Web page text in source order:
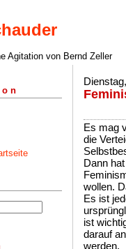
Agitation von Bernd Zeller
Es mag
die
Dann
wollen.
Es ist
ist
darauf
werden.